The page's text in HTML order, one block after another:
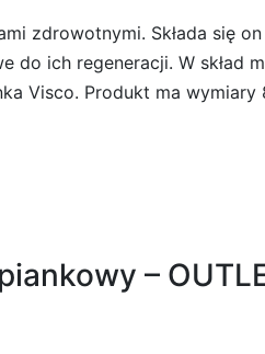
zdrowotnymi. Składa się
do ich regeneracji. W skład
Visco. Produkt ma wymiary
–